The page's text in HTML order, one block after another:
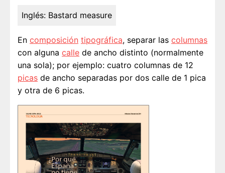
Inglés: Bastard measure
En composición tipográfica, separar las columnas
con alguna calle de ancho distinto (normalmente
una sola); por ejemplo: cuatro columnas de 12
picas de ancho separadas por dos calle de 1 pica
y otra de 6 picas.